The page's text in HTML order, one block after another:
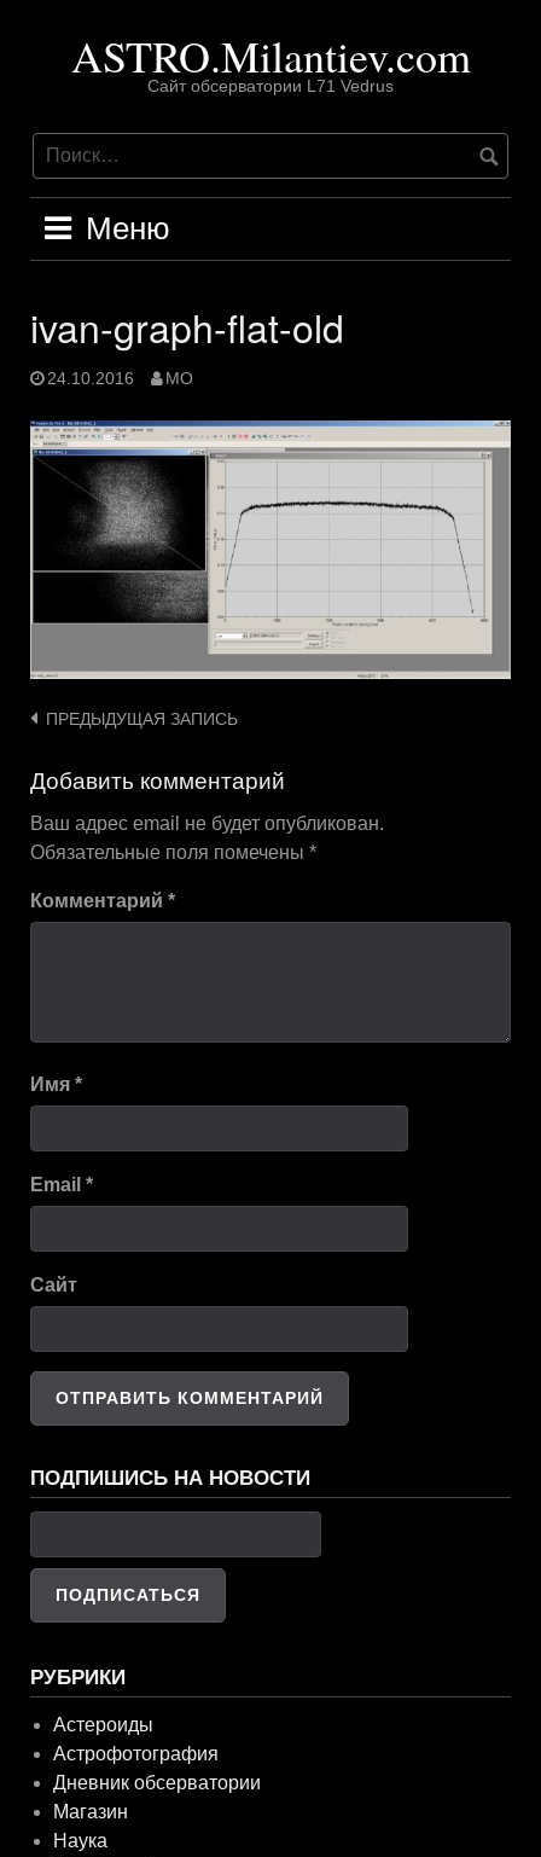
содержимомуASTRO.Milantiev.com
Сайт обсерватории L71 Vedrus
Меню
ivan-graph-flat-old
24.10.2016 MO
Навигация
записям
ПРЕДЫДУЩАЯ ЗАПИСЬ
Добавить комментарий
Ваш адрес email не будет опубликован.
Обязательные поля помечены *
Комментарий *
Имя *
Email *
Сайт
ПОДПИШИСЬ НА НОВОСТИ
РУБРИКИ
Астероиды
Астрофотография
Дневник обсерватории
Магазин
Наука